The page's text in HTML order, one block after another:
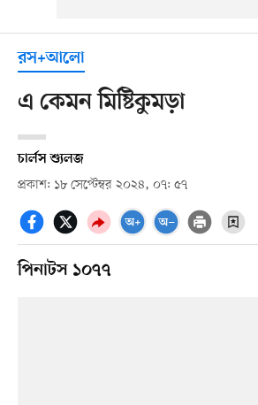
রস+আলো
এ কেমন মিষ্টিকুমড়া
চার্লস শ্যুলজ
প্রকাশ: ১৮ সেপ্টেম্বর ২০২৪, ০৭: ৫৭
পিনাটস ১০৭৭